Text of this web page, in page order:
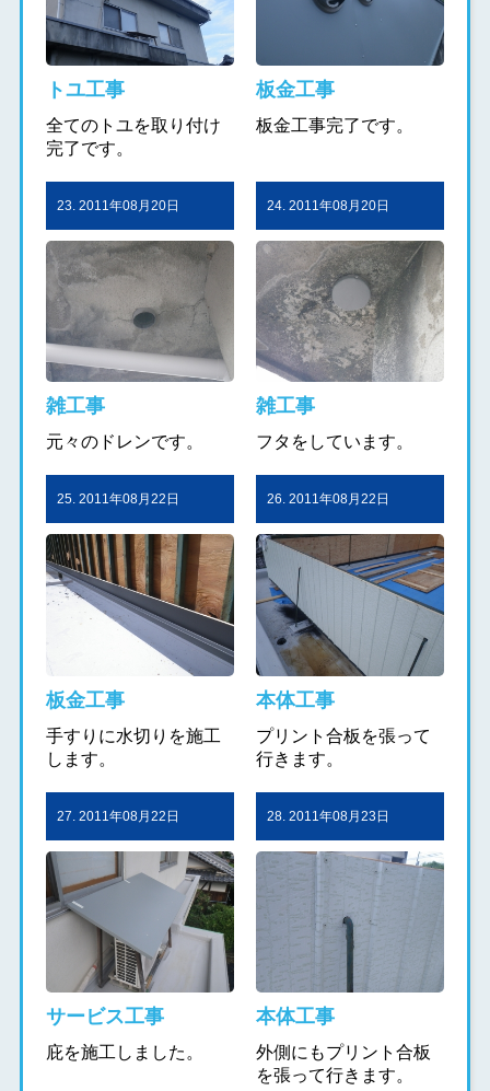
トユ工事
全てのトユを取り付け
完了です。
板金工事
板金工事完了です。
23. 2011年08月20日
雑工事
元々のドレンです。
24. 2011年08月20日
雑工事
フタをしています。
25. 2011年08月22日
板金工事
手すりに水切りを施工
します。
26. 2011年08月22日
本体工事
プリント合板を張って
行きます。
27. 2011年08月22日
サービス工事
庇を施工しました。
28. 2011年08月23日
本体工事
外側にもプリント合板
を張って行きます。